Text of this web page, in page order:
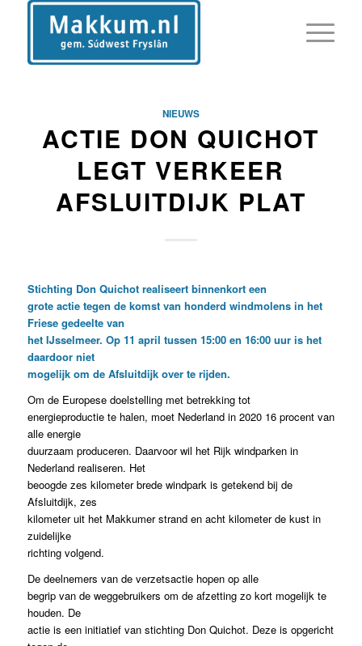
NIEUWS
ACTIE DON QUICHOT
LEGT VERKEER
AFSLUITDIJK PLAT
Stichting Don Quichot realiseert binnenkort een
grote actie tegen de komst van honderd windmolens in het
Friese gedeelte van
het IJsselmeer. Op 11 april tussen 15:00 en 16:00 uur is het
daardoor niet
mogelijk om de Afsluitdijk over te rijden.
Om de Europese doelstelling met betrekking tot
energieproductie te halen, moet Nederland in 2020 16 procent van
alle energie
duurzaam produceren. Daarvoor wil het Rijk windparken in
Nederland realiseren. Het
beoogde zes kilometer brede windpark is getekend bij de
Afsluitdijk, zes
kilometer uit het Makkumer strand en acht kilometer de kust in
zuidelijke
richting volgend.
De deelnemers van de verzetsactie hopen op alle
begrip van de weggebruikers om de afzetting zo kort mogelijk te
houden. De
actie is een initiatief van stichting Don Quichot. Deze is opgericht